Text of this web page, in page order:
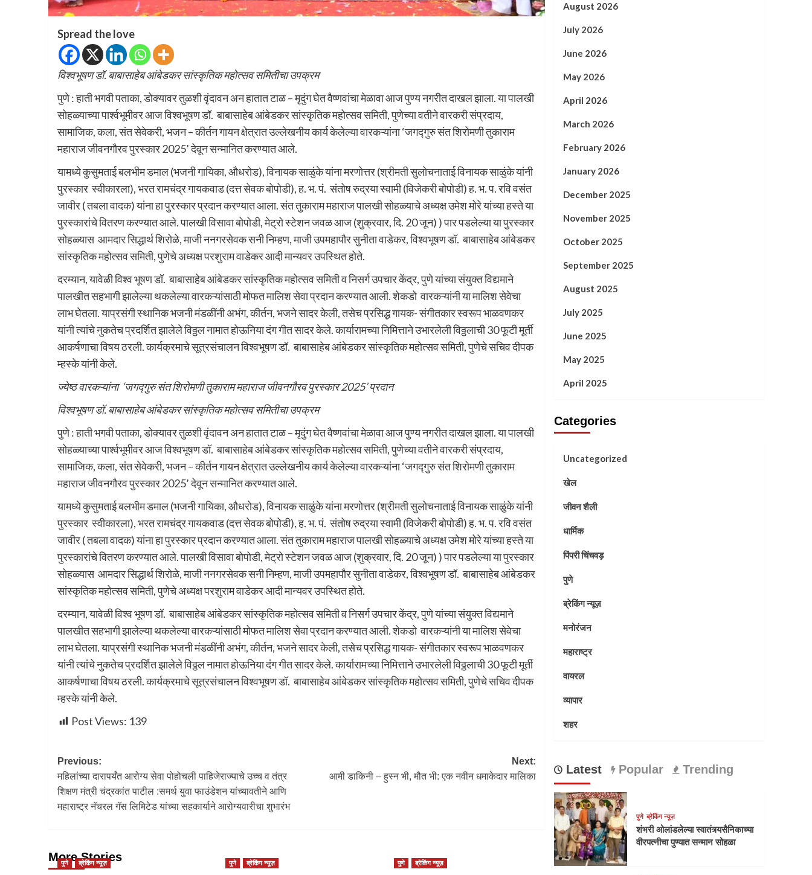
Spread the love
विश्वभूषण डॉ. बाबासाहेब आंबेडकर सांस्कृतिक महोत्सव समितीचा उपक्रम
पुणे : हाती भगवी पताका, डोक्यावर तुळशी वृंदावन अन हातात टाळ – मृदुंग घेत वैष्णवांचा मेळावा आज पुण्य नगरीत दाखल झाला. या पालखी
सोहळ्याच्या पार्श्वभूमीवर आज विश्वभूषण डॉ. बाबासाहेब आंबेडकर सांस्कृतिक महोत्सव समिती, पुणेच्या वतीने वारकरी संप्रदाय,
सामाजिक, कला, संत सेवेकरी, भजन – कीर्तन गायन क्षेत्रात उल्लेखनीय कार्य केलेल्या वारकऱ्यांना ‘जगद्गुरु संत शिरोमणी तुकाराम
महाराज जीवनगौरव पुरस्कार 2025’ देवून सन्मानित करण्यात आले.
यामध्ये कुसुमताई बलभीम डमाल (भजनी गायिका, औधरोड), विनायक साळुंके यांना मरणोत्तर (श्रीमती सुलोचनाताई विनायक साळुंके यांनी
पुरस्कार स्वीकारला), भरत रामचंद्र गायकवाड (दत्त सेवक बोपोडी), ह. भ. पं. संतोष रुद्रया स्वामी (विजेकरी बोपोडी) ह. भ. प. रवि वसंत
जावीर ( तबला वादक) यांना हा पुरस्कार प्रदान करण्यात आला. संत तुकाराम महाराज पालखी सोहळ्याचे अध्यक्ष उमेश मोरे यांच्या हस्ते या
पुरस्कारांचे वितरण करण्यात आले. पालखी विसावा बोपोडी, मेट्रो स्टेशन जवळ आज (शुक्रवार, दि. 20 जून) ) पार पडलेल्या या पुरस्कार
सोहळ्यास आमदार सिद्धार्थ शिरोळे, माजी ननगरसेवक सनी निम्हण, माजी उपमहापौर सुनीता वाडेकर, विश्वभूषण डॉ. बाबासाहेब आंबेडकर
सांस्कृतिक महोत्सव समिती, पुणेचे अध्यक्ष परशुराम वाडेकर आदी मान्यवर उपस्थित होते.
दरम्यान, यावेळी विश्व भूषण डॉ. बाबासाहेब आंबेडकर सांस्कृतिक महोत्सव समिती व निसर्ग उपचार केंद्र, पुणे यांच्या संयुक्त विद्यमाने
पालखीत सहभागी झालेल्या थकलेल्या वारकऱ्यांसाठी मोफत मालिश सेवा प्रदान करण्यात आली. शेकडो वारकऱ्यांनी या मालिश सेवेचा
लाभ घेतला. याप्रसंगी स्थानिक भजनी मंडळींनी अभंग, कीर्तन, भजने सादर केली, तसेच प्रसिद्ध गायक- संगीतकार स्वरूप भाळवणकर
यांनी त्यांचे नुकतेच प्रदर्शित झालेले विठ्ठल नामात होऊनिया दंग गीत सादर केले. कार्यारामच्या निमित्ताने उभारलेली विठ्ठलाची 30 फूटी मूर्ती
आकर्षणाचा विषय ठरली. कार्यक्रमाचे सूत्रसंचालन विश्वभूषण डॉ. बाबासाहेब आंबेडकर सांस्कृतिक महोत्सव समिती, पुणेचे सचिव दीपक
म्हस्के यांनी केले.
ज्येष्ठ वारकऱ्यांना ‘जगद्गुरु संत शिरोमणी तुकाराम महाराज जीवनगौरव पुरस्कार 2025’ प्रदान
विश्वभूषण डॉ. बाबासाहेब आंबेडकर सांस्कृतिक महोत्सव समितीचा उपक्रम
पुणे : हाती भगवी पताका, डोक्यावर तुळशी वृंदावन अन हातात टाळ – मृदुंग घेत वैष्णवांचा मेळावा आज पुण्य नगरीत दाखल झाला. या पालखी
सोहळ्याच्या पार्श्वभूमीवर आज विश्वभूषण डॉ. बाबासाहेब आंबेडकर सांस्कृतिक महोत्सव समिती, पुणेच्या वतीने वारकरी संप्रदाय,
सामाजिक, कला, संत सेवेकरी, भजन – कीर्तन गायन क्षेत्रात उल्लेखनीय कार्य केलेल्या वारकऱ्यांना ‘जगद्गुरु संत शिरोमणी तुकाराम
महाराज जीवनगौरव पुरस्कार 2025’ देवून सन्मानित करण्यात आले.
यामध्ये कुसुमताई बलभीम डमाल (भजनी गायिका, औधरोड), विनायक साळुंके यांना मरणोत्तर (श्रीमती सुलोचनाताई विनायक साळुंके यांनी
पुरस्कार स्वीकारला), भरत रामचंद्र गायकवाड (दत्त सेवक बोपोडी), ह. भ. पं. संतोष रुद्रया स्वामी (विजेकरी बोपोडी) ह. भ. प. रवि वसंत
जावीर ( तबला वादक) यांना हा पुरस्कार प्रदान करण्यात आला. संत तुकाराम महाराज पालखी सोहळ्याचे अध्यक्ष उमेश मोरे यांच्या हस्ते या
पुरस्कारांचे वितरण करण्यात आले. पालखी विसावा बोपोडी, मेट्रो स्टेशन जवळ आज (शुक्रवार, दि. 20 जून) ) पार पडलेल्या या पुरस्कार
सोहळ्यास आमदार सिद्धार्थ शिरोळे, माजी ननगरसेवक सनी निम्हण, माजी उपमहापौर सुनीता वाडेकर, विश्वभूषण डॉ. बाबासाहेब आंबेडकर
सांस्कृतिक महोत्सव समिती, पुणेचे अध्यक्ष परशुराम वाडेकर आदी मान्यवर उपस्थित होते.
दरम्यान, यावेळी विश्व भूषण डॉ. बाबासाहेब आंबेडकर सांस्कृतिक महोत्सव समिती व निसर्ग उपचार केंद्र, पुणे यांच्या संयुक्त विद्यमाने
पालखीत सहभागी झालेल्या थकलेल्या वारकऱ्यांसाठी मोफत मालिश सेवा प्रदान करण्यात आली. शेकडो वारकऱ्यांनी या मालिश सेवेचा
लाभ घेतला. याप्रसंगी स्थानिक भजनी मंडळींनी अभंग, कीर्तन, भजने सादर केली, तसेच प्रसिद्ध गायक- संगीतकार स्वरूप भाळवणकर
यांनी त्यांचे नुकतेच प्रदर्शित झालेले विठ्ठल नामात होऊनिया दंग गीत सादर केले. कार्यारामच्या निमित्ताने उभारलेली विठ्ठलाची 30 फूटी मूर्ती
आकर्षणाचा विषय ठरली. कार्यक्रमाचे सूत्रसंचालन विश्वभूषण डॉ. बाबासाहेब आंबेडकर सांस्कृतिक महोत्सव समिती, पुणेचे सचिव दीपक
म्हस्के यांनी केले.
Post Views: 139
Previous:
महिलांच्या दारापर्यंत आरोग्य सेवा पोहोचली पाहिजेराज्याचे उच्च व तंत्र
शिक्षण मंत्री चंद्रकांत पाटील :समर्थ युवा फाउंडेशन यांच्यावतीने आणि
महाराष्ट्र नॅचरल गॅस लिमिटेड यांच्या सहकार्याने आरोग्यवारीचा शुभारंभ
Next:
आमी डाकिनी – हुस्न भी, मौत भी: एक नवीन धमाकेदार मालिका
More Stories
पुणे ब्रेकिंग न्यूज़ पुणे ब्रेकिंग न्यूज़ पुणे ब्रेकिंग न्यूज़
August 2026
July 2026
June 2026
May 2026
April 2026
March 2026
February 2026
January 2026
December 2025
November 2025
October 2025
September 2025
August 2025
July 2025
June 2025
May 2025
April 2025
Categories
Uncategorized
खेल
जीवन शैली
धार्मिक
पिंपरी चिंचवड़
पुणे
ब्रेकिंग न्यूज़
मनोरंजन
महाराष्ट्र
वायरल
व्यापार
शहर
Latest Popular Trending
पुणे ब्रेकिंग न्यूज़
शंभरी ओलांडलेल्या स्वातंत्र्यसैनिकाच्या
वीरपत्नीचा पुण्यात सन्मान सोहळा